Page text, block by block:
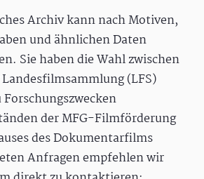
Archiv kann nach Motiven,
und ähnlichen Daten
Sie haben die Wahl zwischen
(LFS)
der MFG-Filmförderung
des Dokumentarfilms
Anfragen empfehlen wir